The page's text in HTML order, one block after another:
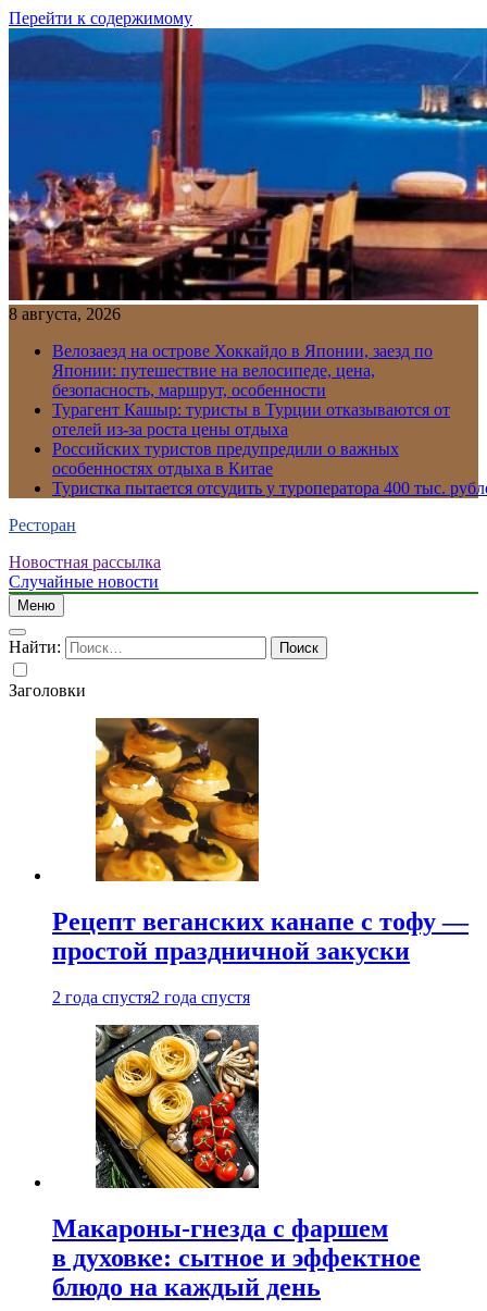
Перейти к содержимому
8 августа, 2026
Велозаезд на острове Хоккайдо в Японии, заезд по
Японии: путешествие на велосипеде, цена,
безопасность, маршрут, особенности
Турагент Кашыр: туристы в Турции отказываются от
отелей из-за роста цены отдыха
Российских туристов предупредили о важных
особенностях отдыха в Китае
Туристка пытается отсудить у туроператора 400 тыс.
Ресторан
Новостная рассылка
Случайные новости
Меню
Найти:
Заголовки
Рецепт веганских канапе с тофу —
простой праздничной закуски
2 года спустя2 года спустя
Макароны-гнезда с фаршем
в духовке: сытное и эффектное
блюдо на каждый день